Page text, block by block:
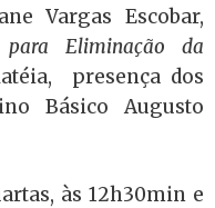
Vargas Escobar,
Eliminação da
presença dos
Básico Augusto
às 12h30min e